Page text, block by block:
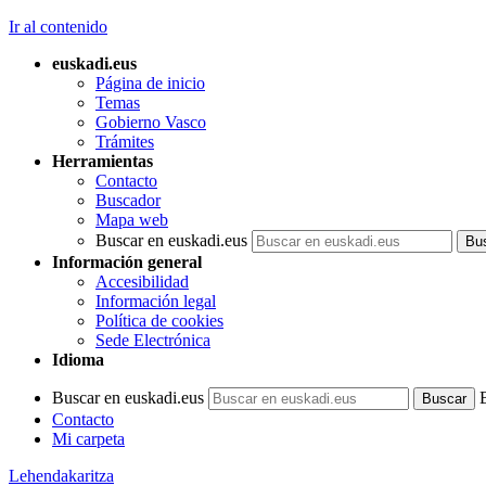
Ir al contenido
euskadi.eus
Página de inicio
Temas
Gobierno Vasco
Trámites
Herramientas
Contacto
Buscador
Mapa web
Buscar en euskadi.eus
Información general
Accesibilidad
Información legal
Política de cookies
Sede Electrónica
Idioma
Buscar en euskadi.eus
Contacto
Mi carpeta
Lehendakaritza